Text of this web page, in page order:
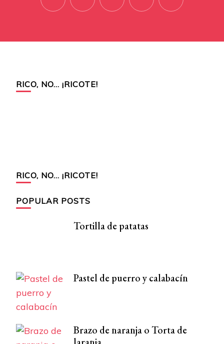
RICO, NO… ¡RICOTE!
RICO, NO… ¡RICOTE!
POPULAR POSTS
Tortilla de patatas
Pastel de puerro y calabacín
Brazo de naranja o Torta de